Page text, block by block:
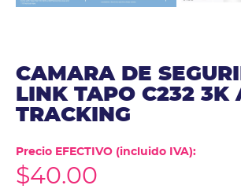
CAMARA DE
LINK TAPO C232 3K
TRACKING
Precio EFECTIVO (incluido IVA):
$40.00